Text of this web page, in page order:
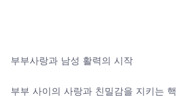
부부사랑과 남성 활력의 시작
부부 사이의 사랑과 친밀감을 지키는 핵